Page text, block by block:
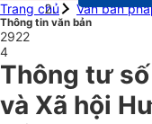
Trang chủ
Văn bản
Thông tin văn bản
2922
4
Thông tư
và Xã hội